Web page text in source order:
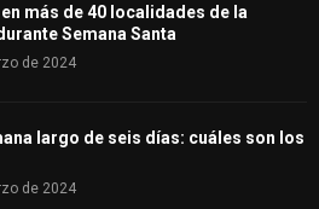
más de 40 localidades de la
Semana Santa
de 2024
largo de seis días: cuáles son los
de 2024